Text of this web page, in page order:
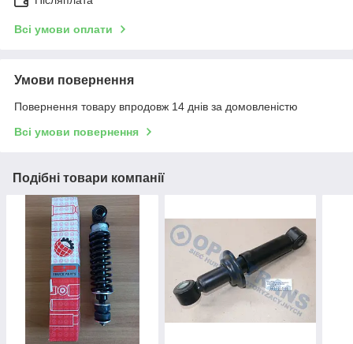
Всі умови оплати
Умови повернення
Повернення товару впродовж 14 днів за домовленістю
Всі умови повернення
Подібні товари компанії